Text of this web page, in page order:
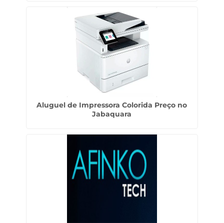
Aluguel de Impressora Colorida Preço no
Jabaquara